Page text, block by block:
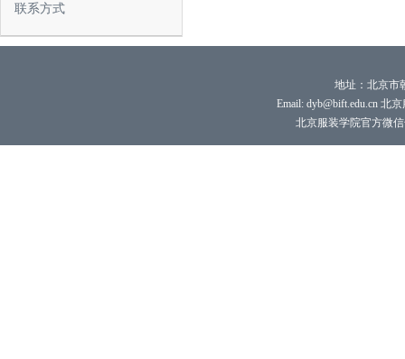
联系方式
地址：北京市
Email: dyb@bift.edu.cn 北
北京服装学院官方微信